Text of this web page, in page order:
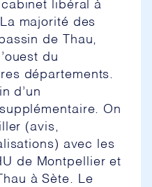
libéral à
majorité des
de Thau,
du
départements.
d’un
On
(avis,
avec les
de Montpellier et
à Sète. Le